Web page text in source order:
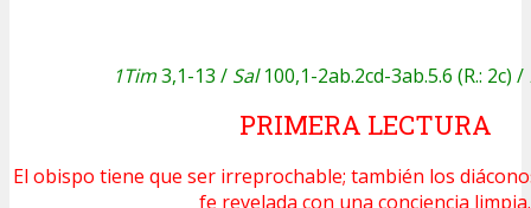
1Tim3,1-13 / Sal100,1-2ab.2cd-3ab.5.6 (R.: 2c) /
PRIMERA LECTURA
El obispo tiene que ser irreprochable; también los
fe revelada con una conciencia limpia.